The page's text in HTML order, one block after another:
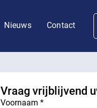
Nieuws Contact
Vraag vrijblijvend
Voornaam *